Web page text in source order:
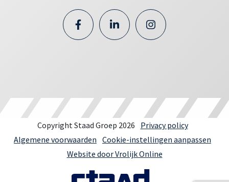
Copyright Staad Groep 2026
Privacy policy
Algemene voorwaarden Cookie-instellingen aanpassen
Website door Vrolijk Online